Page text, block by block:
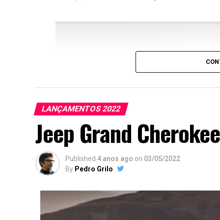
que não deixa acelerar quando deteta um
que o veículo à frente travou
LANÇAMENTOS 2022
Jeep Grand
Published 4 anos ago on 03/05/2022
By Pedro Grilo